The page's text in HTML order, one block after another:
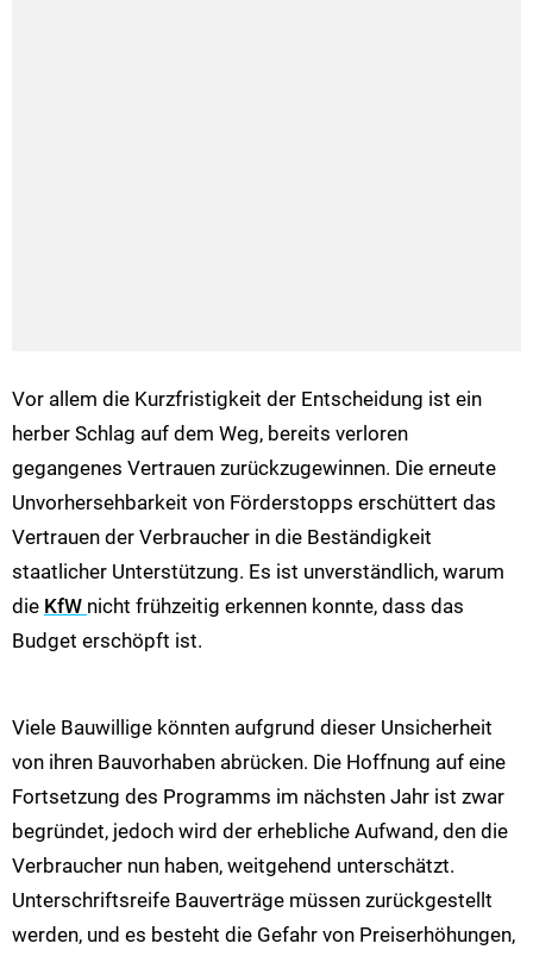
Vor allem die Kurzfristigkeit der Entscheidung ist ein
herber Schlag auf dem Weg, bereits verloren
gegangenes Vertrauen zurückzugewinnen. Die erneute
Unvorhersehbarkeit von Förderstopps erschüttert das
Vertrauen der Verbraucher in die Beständigkeit
staatlicher Unterstützung. Es ist unverständlich, warum
die KfW nicht frühzeitig erkennen konnte, dass das
Budget erschöpft ist.
Viele Bauwillige könnten aufgrund dieser Unsicherheit
von ihren Bauvorhaben abrücken. Die Hoffnung auf eine
Fortsetzung des Programms im nächsten Jahr ist zwar
begründet, jedoch wird der erhebliche Aufwand, den die
Verbraucher nun haben, weitgehend unterschätzt.
Unterschriftsreife Bauverträge müssen zurückgestellt
werden, und es besteht die Gefahr von Preiserhöhungen,